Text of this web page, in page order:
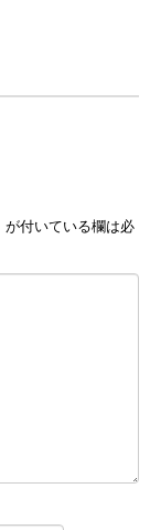
が付いている欄は必